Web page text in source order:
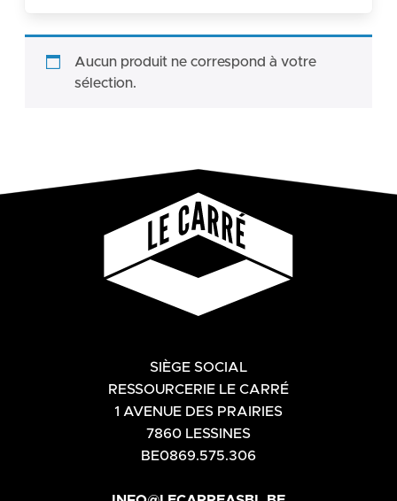
Aucun produit ne correspond à votre
sélection.
SIÈGE SOCIAL
RESSOURCERIE LE CARRÉ
1 AVENUE DES PRAIRIES
7860 LESSINES
BE0869.575.306